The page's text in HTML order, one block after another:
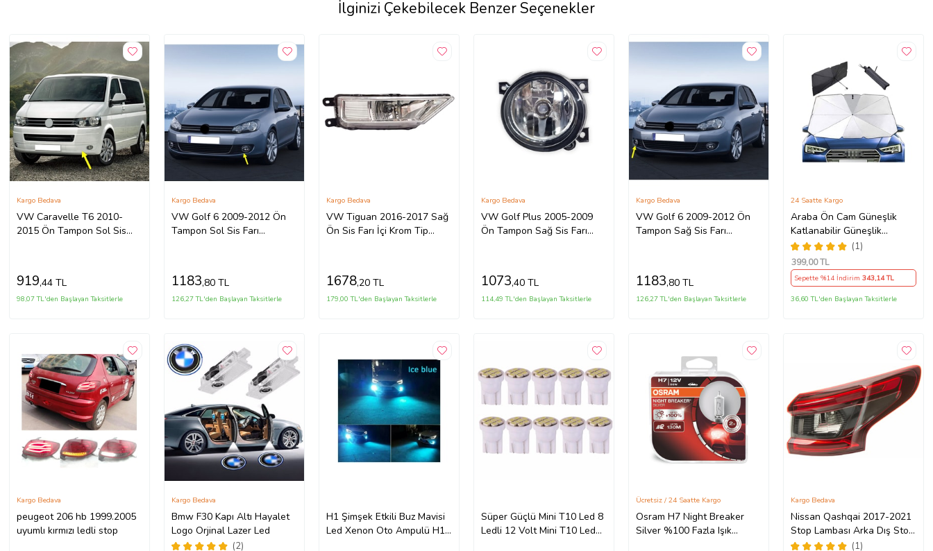
İlginizi Çekebilecek Benzer Seçenekler
VW Caravelle T6 2010-
2015 Ön Tampon Sol Sis
Kargo Bedava
919,44 TL
98,07 TL'den Başlayan Taksitlerle
VW Golf 6 2009-2012 Ön
Tampon Sol Sis Farı
Kargo Bedava
1183,80 TL
126,27 TL'den Başlayan Taksitlerle
VW Tiguan 2016-2017 Sağ
Ön Sis Farı İçi Krom Tip
Kargo Bedava
1678,20 TL
179,00 TL'den Başlayan Taksitlerle
VW Golf Plus 2005-2009
Ön Tampon Sağ Sis Farı
Kargo Bedava
1073,40 TL
114,49 TL'den Başlayan Taksitlerle
VW Golf 6 2009-2012 Ön
Tampon Sağ Sis Farı
Kargo Bedava
1183,80 TL
126,27 TL'den Başlayan Taksitlerle
Araba Ön Cam Güneşlik
Katlanabilir Güneşlik
Şemsiye Ön Cam Gölgelik
ESNEK (Sarı)
(1)
24 Saatte Kargo
399,00 TL
Sepette %14 İndirim343,14 TL
36,60 TL'den Başlayan Taksitlerle
peugeot 206 hb 1999.2005
uyumlı kırmızı ledli stop
Kargo Bedava
Bmw F30 Kapı Altı Hayalet
Logo Orjinal Lazer Led
(2)
Kargo Bedava
H1 Şimşek Etkili Buz Mavisi
Led Xenon Oto Ampulü H1
Süper Güçlü Mini T10 Led 8
Ledli 12 Volt Mini T10 Led
Osram H7 Night Breaker
Silver %100 Fazla Işık
Ücretsiz / 24 Saatte Kargo
Nissan Qashqai 2017-2021
Stop Lambası Arka Dış Stop
Sağ
(1)
Kargo Bedava